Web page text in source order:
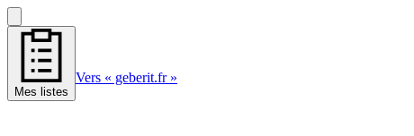
Mes listes
Vers « geberit.fr »